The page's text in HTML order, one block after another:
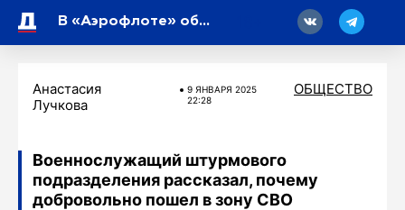
В «Аэрофлоте» объяснили, почему не пустили на рейс несовершеннолетнюю
Анастасия
Лучкова
9 ЯНВАРЯ 2025
22:28
ОБЩЕСТВО
Военнослужащий штурмового
подразделения рассказал, почему
добровольно пошел в зону СВО